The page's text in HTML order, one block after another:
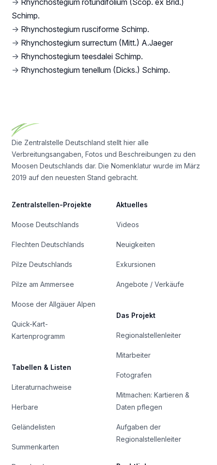
Schimp.
→ Rhynchostegium rusciforme Schimp.
→ Rhynchostegium surrectum (Mitt.) A.Jaeger
→ Rhynchostegium teesdalei Schimp.
→ Rhynchostegium tenellum (Dicks.) Schimp.
Die Zentralstelle Deutschland stellt hier alle
Verbreitungsangaben, Fotos und Beschreibungen zu den
Moosen Deutschlands dar. Die Nomenklatur wurde im März
2019 auf den neuesten Stand gebracht.
Zentralstellen-Projekte
Moose Deutschlands
Flechten Deutschlands
Pilze Deutschlands
Pilze am Ammersee
Moose der Allgäuer Alpen
Quick-Kart-
Kartenprogramm
Tabellen & Listen
Literaturnachweise
Herbare
Geländelisten
Summenkarten
Aktuelles
Videos
Neuigkeiten
Exkursionen
Angebote / Verkäufe
Das Projekt
Regionalstellenleiter
Mitarbeiter
Fotografen
Mitmachen: Kartieren &
Daten pflegen
Aufgaben der
Regionalstellenleiter